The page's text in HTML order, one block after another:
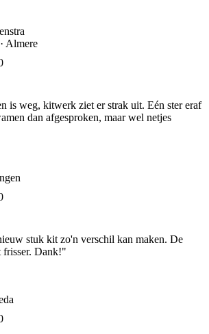
· Almere
is weg, kitwerk ziet er strak uit. Eén ster eraf
dan afgesproken, maar wel netjes
stuk kit zo'n verschil kan maken. De
frisser. Dank!"